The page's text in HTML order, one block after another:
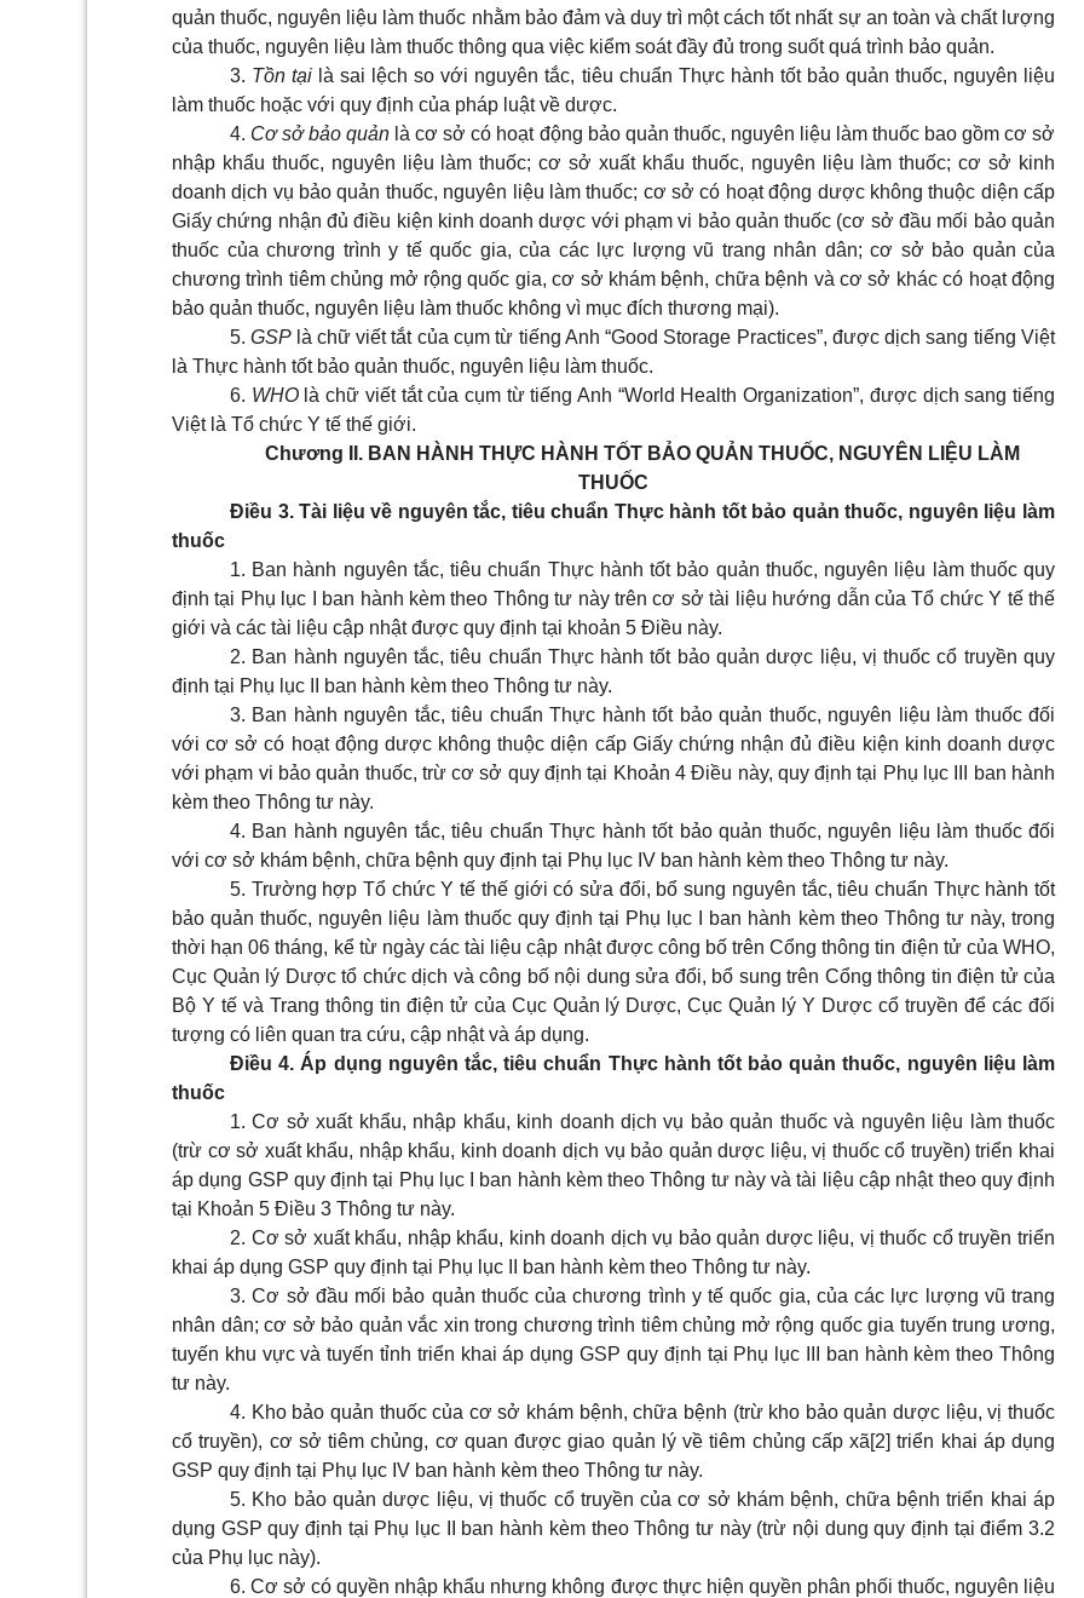
quản thuốc, nguyên liệu làm thuốc nhằm bảo đảm và duy trì một cách tốt nhất sự an toàn và chất lượng
của thuốc, nguyên liệu làm thuốc thông qua việc kiểm soát đầy đủ trong suốt quá trình bảo quản.
3. Tồn tại là sai lệch so với nguyên tắc, tiêu chuẩn Thực hành tốt bảo quản thuốc, nguyên liệu
làm thuốc hoặc với quy định của pháp luật về dược.
4. Cơ sở bảo quản là cơ sở có hoạt động bảo quản thuốc, nguyên liệu làm thuốc bao gồm cơ sở
nhập khẩu thuốc, nguyên liệu làm thuốc; cơ sở xuất khẩu thuốc, nguyên liệu làm thuốc; cơ sở kinh
doanh dịch vụ bảo quản thuốc, nguyên liệu làm thuốc; cơ sở có hoạt động dược không thuộc diện cấp
Giấy chứng nhận đủ điều kiện kinh doanh dược với phạm vi bảo quản thuốc (cơ sở đầu mối bảo quản
thuốc của chương trình y tế quốc gia, của các lực lượng vũ trang nhân dân; cơ sở bảo quản của
chương trình tiêm chủng mở rộng quốc gia, cơ sở khám bệnh, chữa bệnh và cơ sở khác có hoạt động
bảo quản thuốc, nguyên liệu làm thuốc không vì mục đích thương mại).
5.GSP là chữ viết tắt của cụm từ tiếng Anh “Good Storage Practices”, được dịch sang tiếng Việt
là Thực hành tốt bảo quản thuốc, nguyên liệu làm thuốc.
6. WHO là chữ viết tắt của cụm từ tiếng Anh “World Health Organization”, được dịch sang tiếng
Việt là Tổ chức Y tế thế giới.
Chương II. BAN HÀNH THỰC HÀNH TỐT BẢO QUẢN THUỐC, NGUYÊN LIỆU LÀM
THUỐC
Điều 3. Tài liệu về nguyên tắc, tiêu chuẩn Thực hành tốt bảo quản thuốc, nguyên liệu làm
thuốc
1. Ban hành nguyên tắc, tiêu chuẩn Thực hành tốt bảo quản thuốc, nguyên liệu làm thuốc quy
định tại Phụ lục I
ban hành kèm theo Thông tư này trên cơ sở tài liệu hướng dẫn của Tổ chức Y tế thế
giới và các tài liệu cập nhật được quy định tại khoản 5 Điều này.
2. Ban hành nguyên tắc, tiêu chuẩn Thực hành tốt bảo quản dược liệu, vị thuốc cổ truyền quy
định tại Phụ lục II
ban hành kèm theo Thông tư này.
3. Ban hành nguyên tắc, tiêu chuẩn Thực hành tốt bảo quản thuốc, nguyên liệu làm thuốc đối
với cơ sở có hoạt động dược không thuộc diện cấp Giấy chứng nhận đủ điều kiện kinh doanh dược
với phạm vi bảo quản thuốc, trừ cơ sở quy định tại Khoản 4 Điều này, quy định tại Phụ lục III
ban hành
kèm theo Thông tư này.
4. Ban hành nguyên tắc, tiêu chuẩn Thực hành tốt bảo quản thuốc, nguyên liệu làm thuốc đối
với cơ sở khám bệnh, chữa bệnh quy định tại Phụ lục IV ban hành kèm theo Thông tư này.
5. Trường hợp Tổ chức Y tế thế giới có sửa đổi, bổ sung nguyên tắc, tiêu chuẩn Thực hành tốt
bảo quản thuốc, nguyên liệu làm thuốc quy định tại Phụ lục I
ban hành kèm theo Thông tư này, trong
thời hạn 06 tháng, kể từ ngày các tài liệu cập nhật được công bố trên Cổng thông tin điện tử của WHO,
Cục Quản lý Dược tổ chức dịch và công bố nội dung sửa đổi, bổ sung trên Cổng thông tin điện tử của
Bộ Y tế và Trang thông tin điện tử của Cục Quản lý Dược, Cục Quản lý Y Dược cổ truyền để các đối
tượng có liên quan tra cứu, cập nhật và áp dụng.
Điều 4. Áp dụng nguyên tắc, tiêu chuẩn Thực hành tốt bảo quản thuốc, nguyên liệu làm
thuốc
1. Cơ sở xuất khẩu, nhập khẩu, kinh doanh dịch vụ bảo quản thuốc và nguyên liệu làm thuốc
(trừ cơ sở xuất khẩu, nhập khẩu, kinh doanh dịch vụ bảo quản dược liệu, vị thuốc cổ truyền) triển khai
áp dụng GSP quy định tại Phụ lục I
ban hành kèm theo Thông tư này và tài liệu cập nhật theo quy định
tại Khoản 5 Điều 3 Thông tư này.
2. Cơ sở xuất khẩu, nhập khẩu, kinh doanh dịch vụ bảo quản dược liệu, vị thuốc cổ truyền triển
khai áp dụng GSP quy định tại Phụ lục II
ban hành kèm theo Thông tư này.
3. Cơ sở đầu mối bảo quản thuốc của chương trình y tế quốc gia, của các lực lượng vũ trang
nhân dân; cơ sở bảo quản vắc xin trong chương trình tiêm chủng mở rộng quốc gia tuyến trung ương,
tuyến khu vực và tuyến tỉnh triển khai áp dụng GSP quy định tại Phụ lục III
ban hành kèm theo Thông
tư này.
4. Kho bảo quản thuốc của cơ sở khám bệnh, chữa bệnh (trừ kho bảo quản dược liệu, vị thuốc
cổ truyền), cơ sở tiêm chủng, cơ quan được giao quản lý về tiêm chủng cấp xã[2] triển khai áp dụng
GSP quy định tại Phụ lục IV ban hành kèm theo Thông tư này.
5. Kho bảo quản dược liệu, vị thuốc cổ truyền của cơ sở khám bệnh, chữa bệnh triển khai áp
dụng GSP quy định tại Phụ lục II
ban hành kèm theo Thông tư này (trừ nội dung quy định tại điểm 3.2
của Phụ lục này).
6. Cơ sở có quyền nhập khẩu nhưng không được thực hiện quyền phân phối thuốc, nguyên liệu